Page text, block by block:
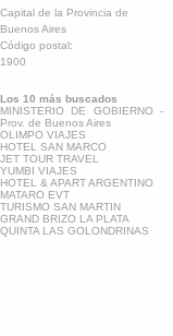
Capital de la Provincia de
Buenos Aires
Código postal:
1900
Los 10 más buscados
MINISTERIO DE GOBIERNO -
Prov. de Buenos Aires
OLIMPO VIAJES
HOTEL SAN MARCO
JET TOUR TRAVEL
YUMBI VIAJES
HOTEL & APART ARGENTINO
MATARO EVT
TURISMO SAN MARTIN
GRAND BRIZO LA PLATA
QUINTA LAS GOLONDRINAS